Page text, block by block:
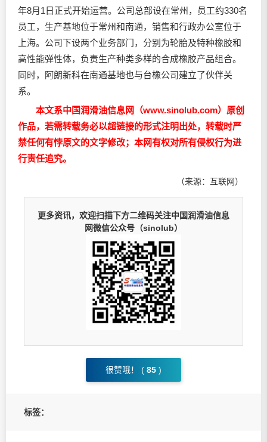
年8月1日正式开始运营。公司总部设在常州，员工约330名
员工，生产基地位于常州和南通，销售和行政办公室位于
上海。公司下设两个业务部门，分别为轮胎及特种橡胶和
高性能弹性体，负责生产种类多样的合成橡胶产品组合。
同时，阿朗新科在南通基地也与台橡公司建立了伙伴关
系。
本文系中国润滑油信息网（www.sinolub.com）原创
作品，若需转载务必以超链接的形式注明出处，转载时严
禁任何有悖原文的文字修改；本网有权对所有侵权行为进
行责任追究。
（来源：互联网）
更多资讯，欢迎扫描下方二维码关注中国润滑油信息
网微信公众号（sinolub）
很赞哦！ ( 85 )
标签：